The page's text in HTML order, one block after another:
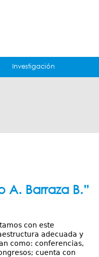
Investigación
Barraza B.”
con este
adecuada y
como: conferencias,
cuenta con